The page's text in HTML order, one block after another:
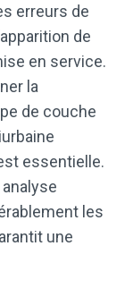
erreurs de
de
en service.
la
de couche
essentielle.
les
une